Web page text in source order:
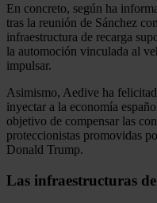
En concreto, según ha
tras la reunión de Sánchez
infraestructura de recarga
la automoción vinculada al
impulsar.
Asimismo, Aedive ha
inyectar a la economía
objetivo de compensar las
proteccionistas promovidas
Donald Trump.
Las infraestructuras